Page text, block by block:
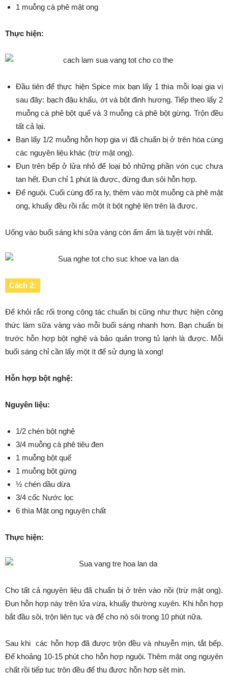
1 muỗng cà phê mật ong
Thực hiện:
Đầu tiên để thực hiện Spice mix bạn lấy 1 thìa mỗi loại gia vị
sau đây: bạch đậu khấu, ớt và bột đinh hương. Tiếp theo lấy 2
muỗng cà phê bột quế và 3 muỗng cà phê bột gừng. Trộn đều
tất cả lại.
Bạn lấy 1/2 muỗng hỗn hợp gia vị đã chuẩn bị ở trên hòa cùng
các nguyên liệu khác (trừ mật ong).
Đun trên bếp ở lửa nhỏ để loại bỏ những phần vón cục chưa
tan hết. Đun chỉ 1 phút là được, đừng đun sôi hỗn hợp.
Để nguội. Cuối cùng đổ ra ly, thêm vào một muỗng cà phê mật
ong, khuấy đều rồi rắc một ít bột nghệ lên trên là được.
Uống vào buổi sáng khi sữa vàng còn ấm ấm là tuyệt vời nhất.
Cách 2:
Để khỏi rắc rối trong công tác chuẩn bị cũng như thực hiện công
thức làm sữa vàng vào mỗi buổi sáng nhanh hơn. Bạn chuẩn bị
trước hỗn hợp bột nghệ và bảo quản trong tủ lạnh là được. Mỗi
buổi sáng chỉ cần lấy một ít để sử dụng là xong!
Hỗn hợp bột nghệ:
Nguyên liệu:
1/2 chén bột nghệ
3/4 muỗng cà phê tiêu đen
1 muỗng bột quế
1 muỗng bột gừng
½ chén dầu dừa
3/4 cốc Nước lọc
6 thìa Mật ong nguyên chất
Thực hiện:
Cho tất cả nguyên liệu đã chuẩn bị ở trên vào nồi (trừ mật ong).
Đun hỗn hợp này trên lửa vừa, khuấy thường xuyên. Khi hỗn hợp
bắt đầu sôi, trộn liên tục và để cho nó sôi trong 10 phút nữa.
Sau khi các hỗn hợp đã được trộn đều và nhuyễn mịn, tắt bếp.
Để khoảng 10-15 phút cho hỗn hợp nguội. Thêm mật ong nguyên
chất rồi tiếp tục trộn đều để thu được hỗn hợp sệt mịn.